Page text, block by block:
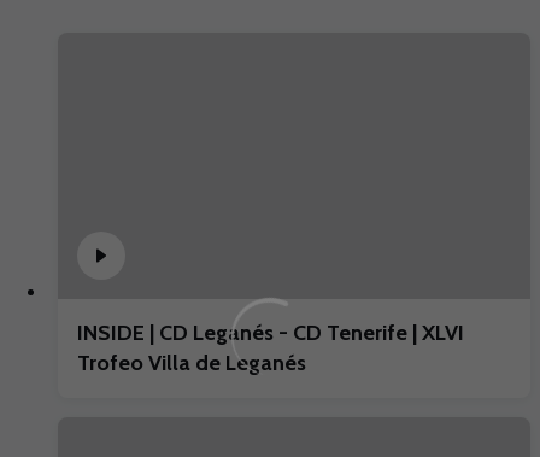
INSIDE | CD Leganés - CD Tenerife | XLVI
Trofeo Villa de Leganés